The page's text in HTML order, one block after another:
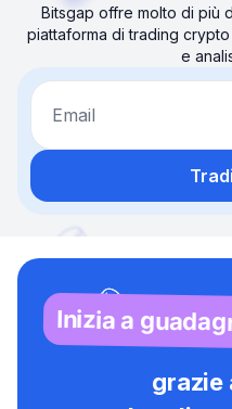
Bitsgap offre molto di più
piattaforma di trading
e
Email
Inizia a
grazie